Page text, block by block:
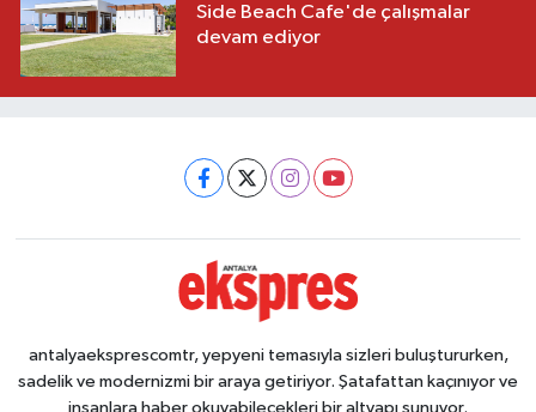
Side Beach Cafe'de çalışmalar
devam ediyor
antalyaeksprescomtr, yepyeni temasıyla sizleri buluştururken,
sadelik ve modernizmi bir araya getiriyor. Şatafattan kaçınıyor ve
insanlara haber okuyabilecekleri bir altyapı sunuyor.